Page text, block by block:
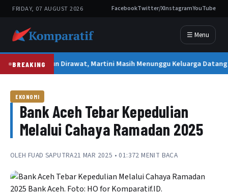
FRIDAY, 07 AUGUST 2026 FacebookTwitter/XInstagramYouTube
☰ Menu
BREAKING2 Tahun Dirawat, Martini Masih Menunggu Keluarga
EKONOMI
Bank Aceh Tebar Kepedulian
Melalui Cahaya Ramadan 2025
OLEH FUAD SAPUTRA21 MAR 2025 • 01:372 MENIT BACA